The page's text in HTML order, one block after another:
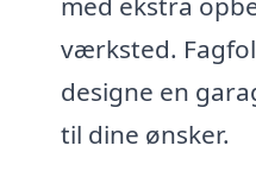
værksted.
designe en
til dine ønsker.